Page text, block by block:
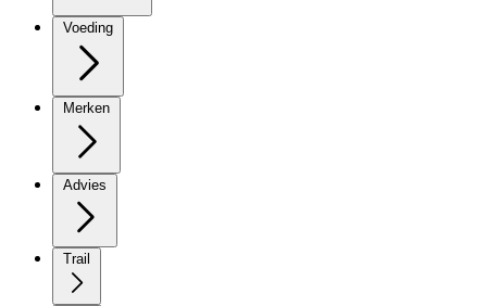
Voeding
Merken
Advies
Trail